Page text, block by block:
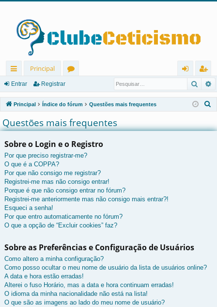
in
ks
rá
pi
d
os
Principal
u
ns
ra
r
eg
ist
ra
r
Entrar Registrar
Principal Índice do fórum Questões mais frequentes
Questões mais frequentes
Sobre o Login e o Registro
Por que preciso registrar-me?
O que é a COPPA?
Por que não consigo me registrar?
Registrei-me mas não consigo entrar!
Porque é que não consigo entrar no fórum?
Registrei-me anteriormente mas não consigo mais entrar?!
Esqueci a senha!
Por que entro automaticamente no fórum?
O que a opção de “Excluir cookies” faz?
Sobre as Preferências e Configuração de Usuários
Como altero a minha configuração?
Como posso ocultar o meu nome de usuário da lista de usuários online?
A data e hora estão erradas!
Alterei o fuso Horário, mas a data e hora continuam erradas!
O idioma da minha nacionalidade não está na lista!
O que são as imagens ao lado do meu nome de usuário?